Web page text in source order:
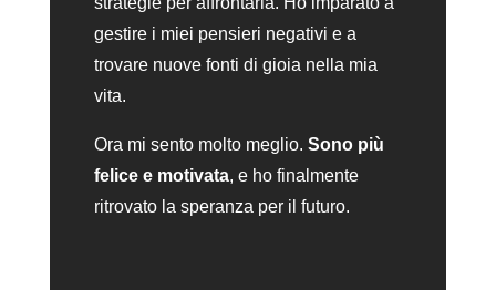
gestire i miei pensieri negativi e a
trovare nuove fonti di gioia nella mia
vita.
Ora mi sento molto meglio. Sono più
felice e motivata, e ho finalmente
ritrovato la speranza per il futuro.